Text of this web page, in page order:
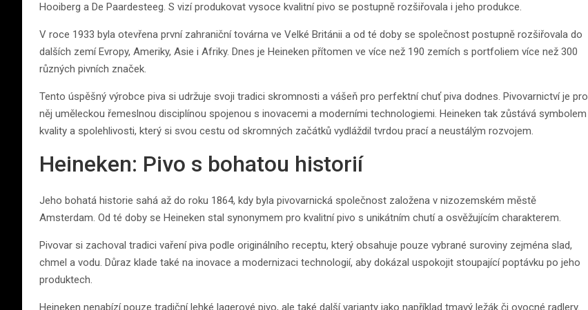
Hooiberg a De Paardesteeg. S vizí produkovat vysoce kvalitní pivo se postupně rozšiřovala i jeho produkce.
V roce 1933 byla otevřena první zahraniční továrna ve Velké Británii a od té doby se společnost postupně rozšiřovala do
dalších zemí Evropy, Ameriky, Asie i Afriky. Dnes je Heineken přítomen ve více než 190 zemích s portfoliem více než 300
různých pivních značek.
Tento úspěšný výrobce piva si udržuje svoji tradici skromnosti a vášeň pro perfektní chuť piva dodnes. Pivovarnictví je pro
něj uměleckou řemeslnou disciplínou spojenou s inovacemi a moderními technologiemi. Heineken tak zůstává symbolem
kvality a spolehlivosti, který si svou cestu od skromných začátků vydláždil tvrdou prací a neustálým rozvojem.
Heineken: Pivo s bohatou historií
Jeho bohatá historie sahá až do roku 1864, kdy byla pivovarnická společnost založena v nizozemském městě
Amsterdam. Od té doby se Heineken stal synonymem pro kvalitní pivo s unikátním chutí a osvěžujícím charakterem.
Pivovar si zachoval tradici vaření piva podle originálního receptu, který obsahuje pouze vybrané suroviny zejména slad,
chmel a vodu. Důraz klade také na inovace a modernizaci technologií, aby dokázal uspokojit stoupající poptávku po jeho
produktech.
Heineken nenabízí pouze tradiční lehké lagerové pivo, ale také další varianty jako například tmavý ležák či ovocné radlery.